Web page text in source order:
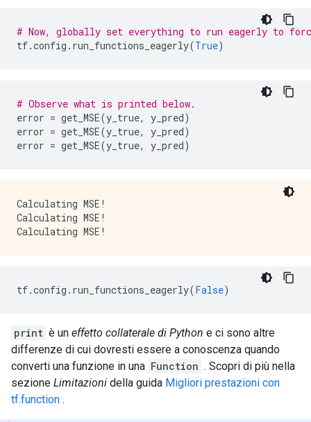
      }
      attr {
            dtype: DT_INT32
            tensor_shape {
            }
            int_val: 0
    }
    node_def {
      name: "cond/Const_3"
      op: "Const"
          type: DT_BOOL
      attr {
        key: "value"
        value {
          tensor {
            dtype: DT_BOOL
            tensor_shape {
# Now, globally set everything to run eagerly to
tf.config . run_functions_eagerly(True)
# Observe what is printed below.
error = get_MSE(y_true, y_pred)
error = get_MSE(y_true, y_pred)
error = get_MSE(y_true, y_pred)
Calculating MSE!
Calculating MSE!
tf.config . run_functions_eagerly(False)
print è un effetto collaterale di Python e ci sono altre
differenze di cui dovresti essere a conoscenza quando
converti una funzione in una Function . Scopri di più nella
sezione Limitazioni della guida Migliori prestazioni con
tf.function .